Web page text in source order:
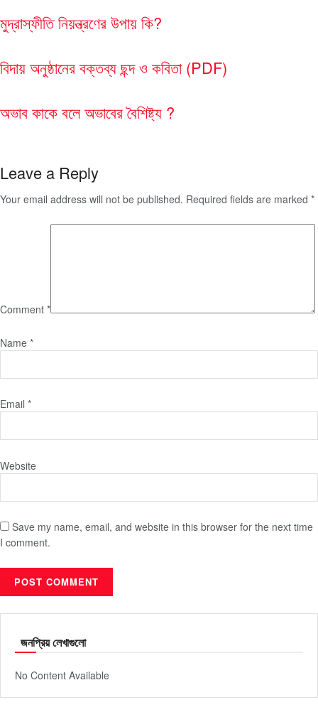
মুদ্রাস্ফীতি নিয়ন্ত্রণের উপায় কি?
বিদায় অনুষ্ঠানের বক্তব্য ছন্দ ও কবিতা (PDF)
অভাব কাকে বলে অভাবের বৈশিষ্ট্য ?
Leave a Reply
Your email address will not be published. Required fields are marked *
Comment *
Name *
Email *
Website
Save my name, email, and website in this browser for the next time
I comment.
জনপ্রিয় লেখাগুলো
No Content Available